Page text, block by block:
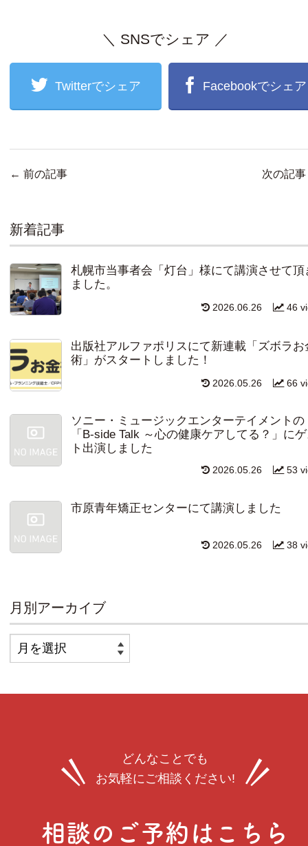
＼ SNSでシェア ／
Twitterでシェア Facebookでシェア
← 前の記事 次の記事
新着記事
札幌市当事者会「灯台」様にて講演させて頂
ました。
46
2026.06.26
出版社アルファポリスにて新連載「ズボラお
術」がスタートしました！
66
2026.05.26
ソニー・ミュージックエンターテイメントの
「B-side Talk ～心の健康ケアしてる？」に
ト出演しました
53
2026.05.26
市原青年矯正センターにて講演しました
38
2026.05.26
月別アーカイブ
どんなことでも
お気軽にご相談ください!
相談のご予約はこちら